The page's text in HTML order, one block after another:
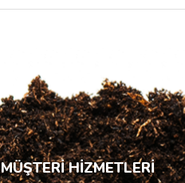
MÜŞTERİ HİZMETLERİ